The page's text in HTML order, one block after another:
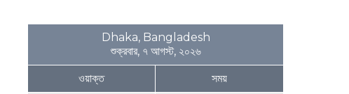
Dhaka, Bangladesh
শুক্রবার, ৭ আগস্ট, ২০২৬
ওয়াক্ত সময়